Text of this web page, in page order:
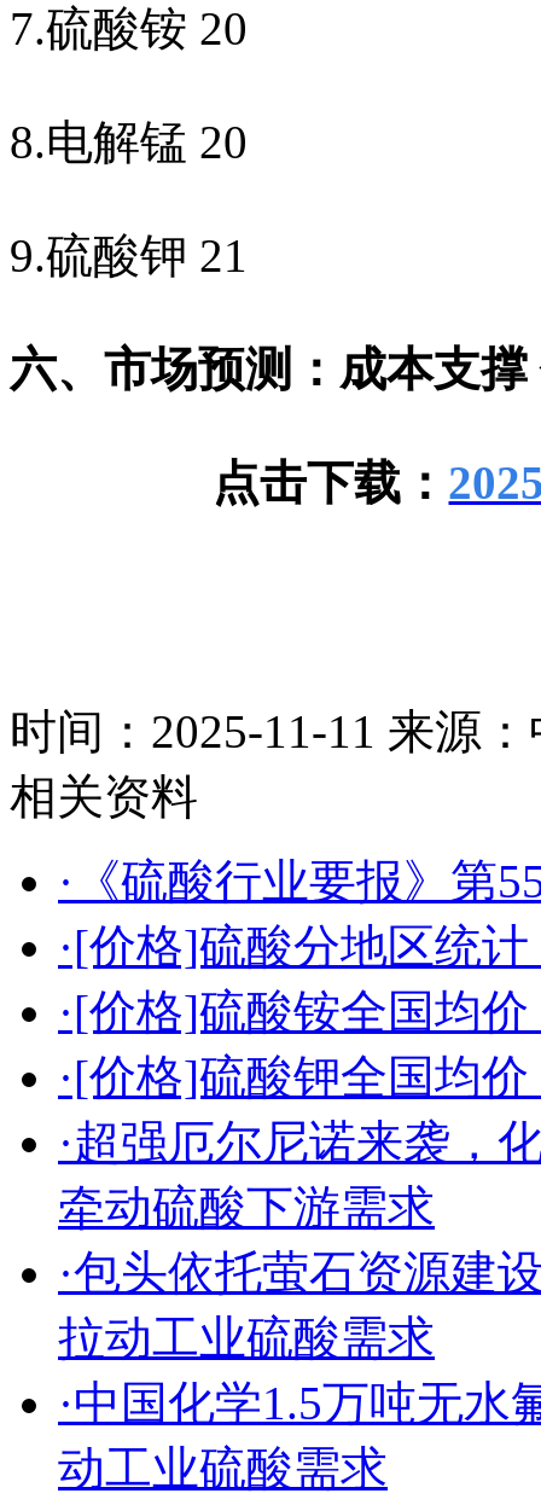
7.硫酸铵 20
8.电解锰 20
9.硫酸钾 21
六、市场预测：成本支撑
点击下载：
时间：2025-11-11 来源
相关资料
·《硫酸行业要报》第
·[价格]硫酸分地区统计
·[价格]硫酸铵全国均价
·[价格]硫酸钾全国均价
·超强厄尔尼诺来袭，
牵动硫酸下游需求
·包头依托萤石资源建
拉动工业硫酸需求
·中国化学1.5万吨无
动工业硫酸需求